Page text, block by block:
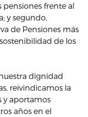
frente al
y segundo,
de Pensiones más
de los
dignidad
reivindicamos la
y aportamos
años en el